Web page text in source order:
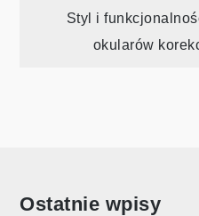
wpisu
Styl i
okularów
Ostatnie wpisy